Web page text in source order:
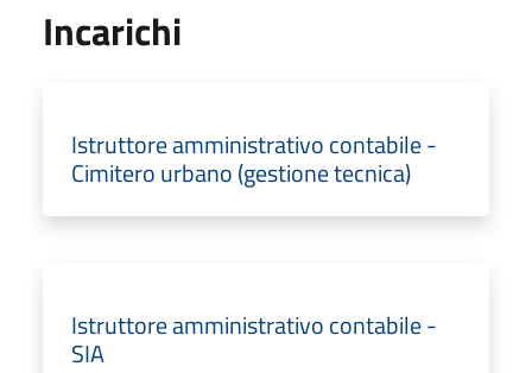
Incarichi
Istruttore amministrativo contabile -
Cimitero urbano (gestione tecnica)
Istruttore amministrativo contabile -
SIA